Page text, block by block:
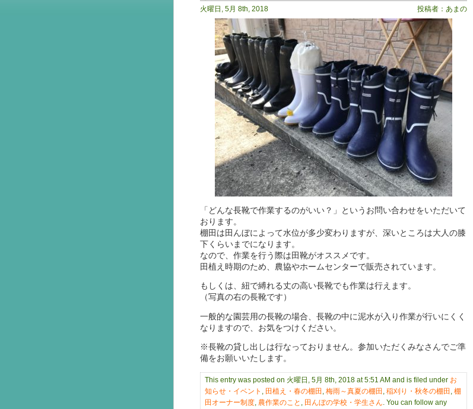
火曜日, 5月 8th, 2018 投稿者：あまの
「どんな長靴で作業するのがいい？」というお問い合わせをいただいて
おります。
棚田は田んぼによって水位が多少変わりますが、深いところは大人の膝
下くらいまでになります。
なので、作業を行う際は田靴がオススメです。
田植え時期のため、農協やホームセンターで販売されています。
もしくは、紐で縛れる丈の高い長靴でも作業は行えます。
（写真の右の長靴です）
一般的な園芸用の長靴の場合、長靴の中に泥水が入り作業が行いにくく
なりますので、お気をつけください。
※長靴の貸し出しは行なっておりません。参加いただくみなさんでご準
備をお願いいたします。
This entry was posted on 火曜日, 5月 8th, 2018 at 5:51 AM and is filed under お
知らせ・イベント
田植え・春の棚田 梅雨～真夏の棚田 稲刈り・秋冬の棚田
棚
田オーナー制度 農作業のこと 田んぼの学校・学生さん . You can follow any